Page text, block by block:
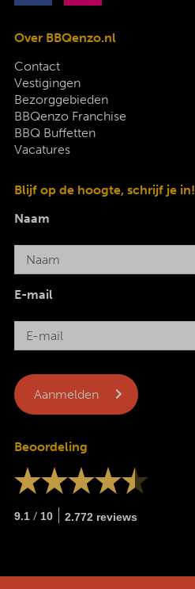
Over BBQenzo.nl
Contact
Vestigingen
Bezorggebieden
BBQenzo Franchise
BBQ Buffetten
Vacatures
Blijf op de hoogte, schrijf je in!
Naam
E-mail
Beoordeling
9.1 / 10 2.772 reviews